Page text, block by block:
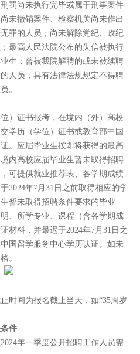
罚尚未执行完毕或属于刑事案件
未撤销案件、检察机关尚未作出
罪的人员；尚未解除党纪、政纪
最高人民法院公布的失信被执行
生；曾被我院解聘的或未被续聘
人员；具有法律法规规定不得聘
。
）证书报考，在境内（外）高校
学历（学位）证书或教育部中国
。应届毕业生按即将获得的最高
内高校应届毕业生暂未取得招聘
可提供就业推荐表、各学期成绩
2024年7月31日之前取得相应的学
暂未取得招聘条件要求的毕业
、所学专业、课程（含各学期成
材料，并最迟于2024年7月31日之
国留学服务中心学历认证。如未
。
时间为报名截止当天，如“35周岁
件
年一季度公开招聘工作人员需